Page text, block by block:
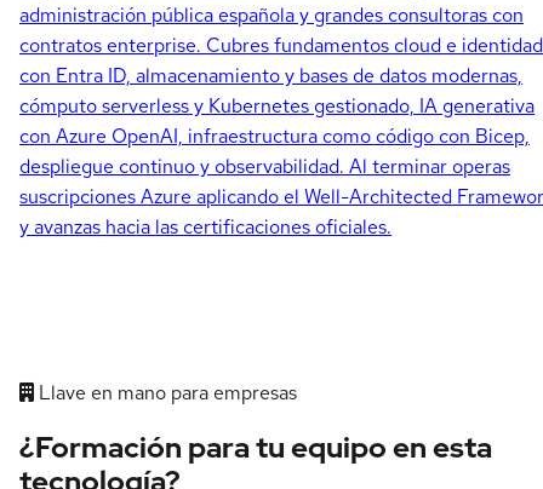
administración pública española y grandes consultoras con
contratos enterprise. Cubres fundamentos cloud e identidad
con Entra ID, almacenamiento y bases de datos modernas,
cómputo serverless y Kubernetes gestionado, IA generativa
con Azure OpenAI, infraestructura como código con Bicep,
despliegue continuo y observabilidad. Al terminar operas
suscripciones Azure aplicando el Well-Architected
y avanzas hacia las certificaciones oficiales.
Llave en mano para empresas
¿Formación para tu equipo en esta